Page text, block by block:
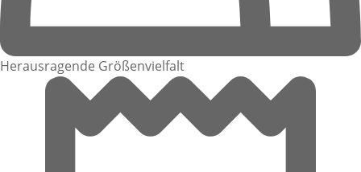
Herausragende Größenvielfalt